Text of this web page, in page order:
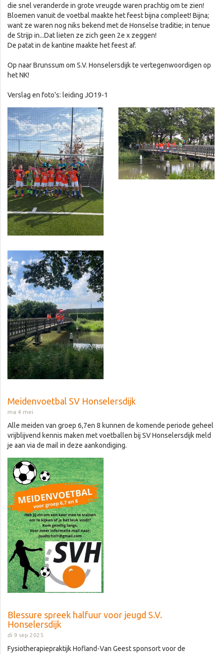
die snel veranderde in grote vreugde waren prachtig om te zien!
Bloemen vanuit de voetbal maakte het feest bijna compleet! Bijna;
want ze waren nog niks bekend met de Honselse traditie; in tenue
de Strijp in...Dat lieten ze zich geen 2e x zeggen!
De patat in de kantine maakte het feest af.
Op naar Brunssum om S.V. Honselersdijk te vertegenwoordigen op
het NK!
Verslag en foto's: leiding JO19-1
Meidenvoetbal SV Honselersdijk
ma 4 mei
Alle meiden van groep 6,7en 8 kunnen de komende periode geheel
vrijblijvend kennis maken met voetballen bij SV Honselersdijk meld
je aan via de mail in deze aankondiging.
Blessure spreek halfuur voor jeugd S.V.
Honselersdijk
di 9 sep 2025
Fysiotherapiepraktijk Hofland-Van Geest sponsort voor de